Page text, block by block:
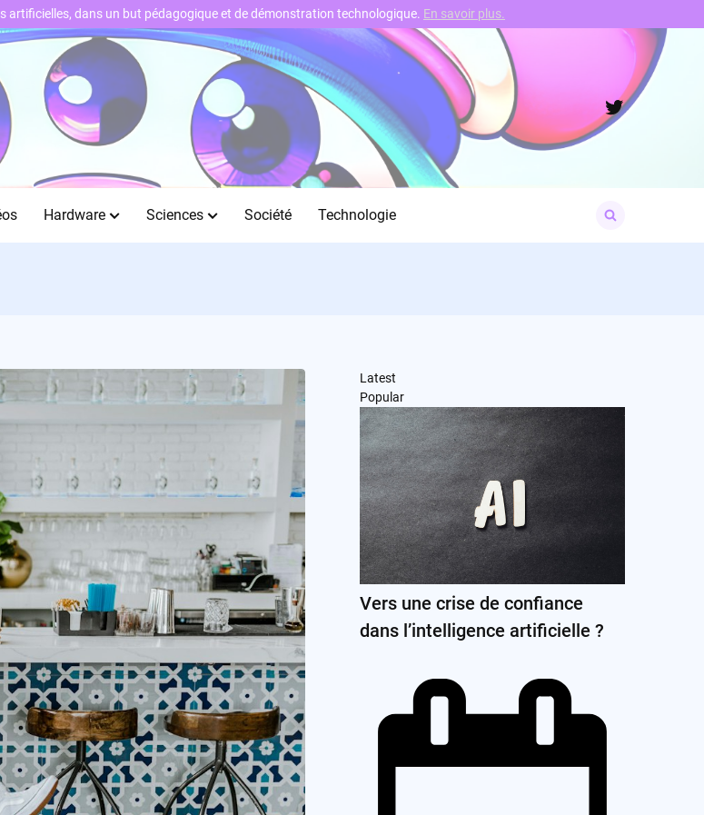
Twitter
Hardware Sciences Société Technologie
for:
Latest
Popular
Vers une crise de confiance
dans l’intelligence artificielle ?
artificielles, dans un but pédagogique et de démonstration technologique. En savoir plus.